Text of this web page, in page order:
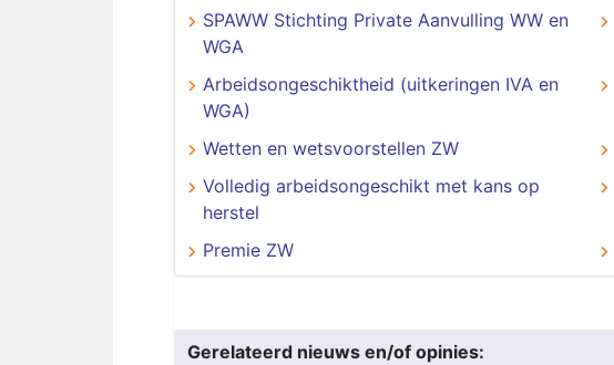
SPAWW Stichting Private Aanvulling WW en
WGA
Arbeidsongeschiktheid (uitkeringen IVA en
WGA)
Wetten en wetsvoorstellen ZW
Volledig arbeidsongeschikt met kans op
herstel
Premie ZW
Gerelateerd nieuws en/of opinies: